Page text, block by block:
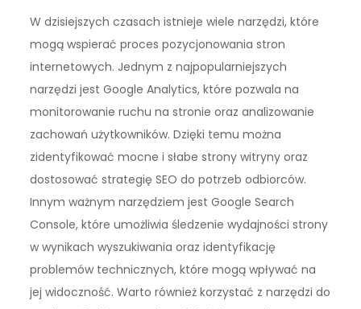
W dzisiejszych czasach istnieje wiele narzędzi, które
mogą wspierać proces pozycjonowania stron
internetowych. Jednym z najpopularniejszych
narzędzi jest Google Analytics, które pozwala na
monitorowanie ruchu na stronie oraz analizowanie
zachowań użytkowników. Dzięki temu można
zidentyfikować mocne i słabe strony witryny oraz
dostosować strategię SEO do potrzeb odbiorców.
Innym ważnym narzędziem jest Google Search
Console, które umożliwia śledzenie wydajności strony
w wynikach wyszukiwania oraz identyfikację
problemów technicznych, które mogą wpływać na
jej widoczność. Warto również korzystać z narzędzi do